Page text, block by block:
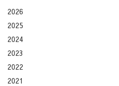
2026
2025
2024
2023
2022
2021